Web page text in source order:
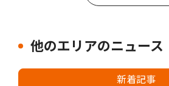
他のエリアのニュース
新着記事